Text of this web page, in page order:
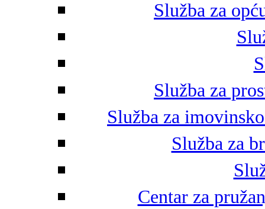
Služba za
Služba za
Služba za
Služba za
Centar za